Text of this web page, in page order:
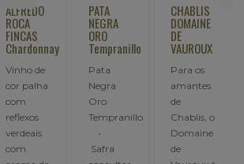
ALFREDO
ROCA
FINCAS
Chardonnay
Vinho de
cor palha
com
reflexos
verdeais
com
PATA
NEGRA
ORO
Tempranillo
Pata
Negra
Oro
Tempranillo
•
Safra
CHABLIS
DOMAINE
DE
VAUROUX
Para os
amantes
de
Chablis, o
Domaine
de